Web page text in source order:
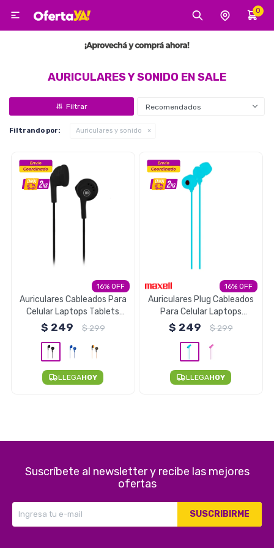
0

AURICULARES Y SONIDO EN SALE
Recomendados
Filtrando por: Auriculares y sonido
16
Auriculares Cableados Para
Celular Laptops Tablets
Maxell EB-95 - Negro
$ 249 $299
LLEGAHOY
16
Auriculares Plug Cableados
Para Celular Laptops
Tablets Maxell IN-225 - Azul
$ 249 $299
LLEGAHOY
Suscríbete al newsletter y recibe las mejores
ofertas
SUSCRIBIRME
MI CUENTA
Tecnología
Tv, Audio y Video
Electrodomésticos
Pequeños electrodomésticos
Deportes y Tiempo Libre
Bebés y Niños